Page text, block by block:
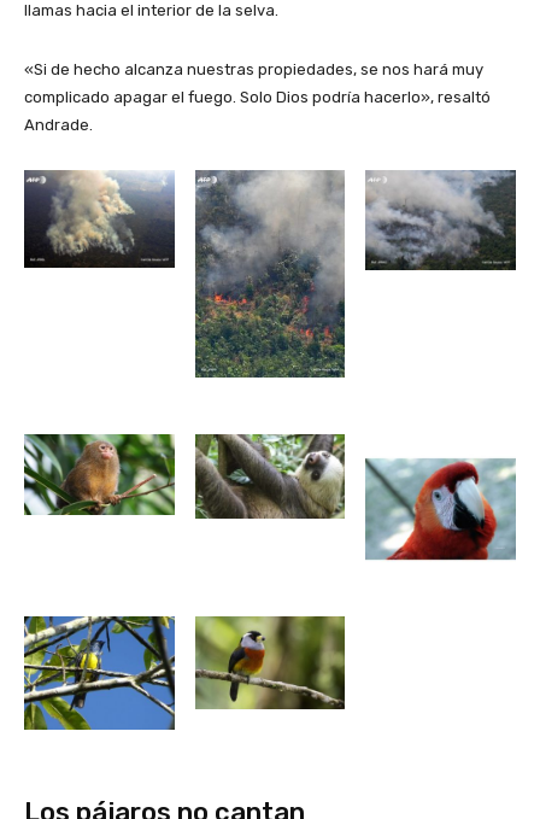
llamas hacia el interior de la selva.
«Si de hecho alcanza nuestras propiedades, se nos hará muy
complicado apagar el fuego. Solo Dios podría hacerlo», resaltó
Andrade.
Los pájaros no cantan